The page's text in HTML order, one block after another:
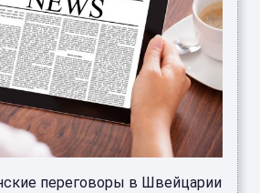
переговоры в Швейцарии